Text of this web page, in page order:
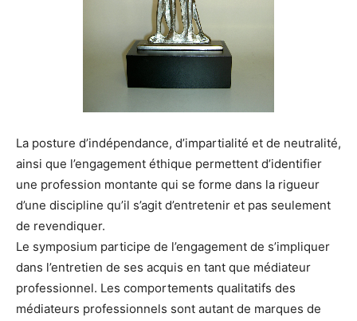
La posture d’indépendance, d’impartialité et de neutralité,
ainsi que l’engagement éthique permettent d’identifier
une profession montante qui se forme dans la rigueur
d’une discipline qu’il s’agit d’entretenir et pas seulement
de revendiquer.
Le symposium participe de l’engagement de s’impliquer
dans l’entretien de ses acquis en tant que médiateur
professionnel. Les comportements qualitatifs des
médiateurs professionnels sont autant de marques de